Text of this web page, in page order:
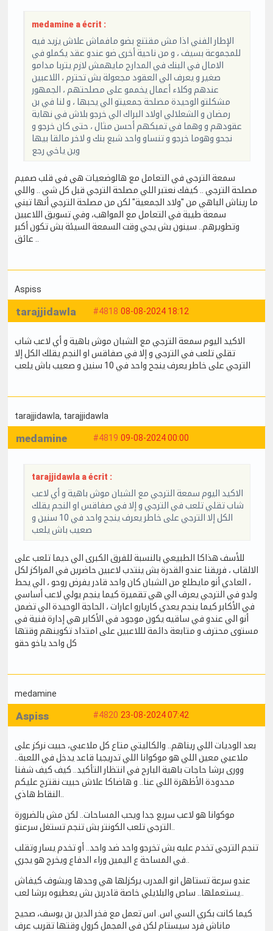
medamine a écrit :
الإطار الفني اذا مش مقتنع بضو مافماش علاش يزيد فيه
للمجموعة بسيف ، و من ناحية أخرى ضو عندو عقد يكملو في
الامال في البنك في المدارج مايهمش لازم يتربا مدامو
صغير و يعرف الي العقود مجعولة بش تحترم ، اللاعبين
عندهم وكلاء أعمال يخممو على مصلحتهم ، الجمهور
مشكلتو الوحيدة مصلحة جمعيتو الي يحبها ، و لنا في بن
رمضان و الشعلالي اولاد البراك الي خرجو بلاش في نهاية
عقودهم و وهما في تمبكهم أحسن مثال ، حتى كان خرجو و
نجحو وهوما خرجو و تنساو واحد شبع بنك و لاخر مالقا بيها
وين ياخي رجع
سمعة الترجي في التعامل مع هالوضعيات هي في قلب صميم
مصلحة الترجي .. كيفك نعتبر اللي مصلحة الترجي قبل كل شي .. واللي
ما ريناش الباهي من "ولاد الجمعية" لكن من مصلحة الترجي أنها تبني
سمعة طيبة في التعامل مع المواهب، وفي تسويق اللاعبين
وتطويرهم.. سينون بش يجي وقت السمعة السيئة بش تكون أكبر
عائق ..
Aspiss
#4818 08-08-2024 18:12
tarajjidawla
الاكيد اليوم سمعة الترجي مع الشبان موش باهية و أي لاعب شاب
تقلي تلعب في الترجي و إلا في صفاقس او النجم يقلك الكل إلا
الترجي على خاطر يعرف ينجح واحد في 10 سنين و صعيب باش يلعب
tarajjidawla, tarajjidawla
#4819 09-08-2024 00:00
medamine
tarajjidawla a écrit :
الاكيد اليوم سمعة الترجي مع الشبان موش باهية و أي لاعب
شاب تقلي تلعب في الترجي و إلا في صفاقس او النجم يقلك
الكل إلا الترجي على خاطر يعرف ينجح واحد في 10 سنين و
صعيب باش يلعب
للأسف هذاكا الطبيعي بالنسبة للفرق الكبرى الي ديما تلعب على
الالقاب ، فريقنا عندو القدرة بش ينتدب لاعبين حاضرين في المراكز لكل
، العادي أنو مايطلع من الشبان كان واحد قادر يفرض روحو ، الي يحط
ولدو في الترجي يعرف الي هي تقميرة كيما ينجم يولي لاعب أساسي
في الأكابر كيما ينجم يعدي كاريارو اعارات ، الحاجة الوحيدة الي تضمن
أنو الي عندو في ساقيه يكون موجود في الأكابر هي إدارة فنية في
مستوى محترف و متابعة دائمة لللاعبين على امتداد تكوينهم وقتها
كل واحد ياخو حقو
medamine
#4820 23-08-2024 07:42
Aspiss
بعد الوديات اللي ريناهم.. والكاليتي متاع كل ملاعبي، حبيت نركز على
ملاعبي معين اللي هو موكوانا اللي تدريجيا قاعد يدخل في اللعبة..
وورى برشا حاجات باهية البارح في انتظار التأكيد.. كيف كيف شفنا
محدودة الأظهرة اللي عنا.. و هاضاكا علاش حبيت نقترح عليكم
موكوانا هو لاعب سريع جدا ويحب المساحات.. لكن مش بالضرورة
تنجم الترجي تخدم عليه بش تخرجو واحد ضد واحد.. أو تخدم يسار وتقلب
عندو سرعة تستاهل انو المدرب يركزلها هي وحدها ويشوف كيفاش
كيما كانت بكري السي اس. اس تعمل مع فخر الدين بن يوسف، صحيح
ماناش فرد سيستام لكن في المجمل كرول وقتها تقريب عرف